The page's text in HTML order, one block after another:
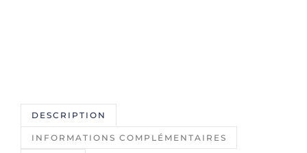
DESCRIPTION
INFORMATIONS COMPLÉMENTAIRES